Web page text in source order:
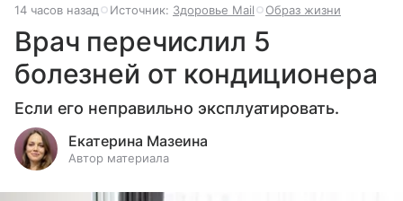
14 часов назад Источник: Здоровье Mail Образ жизни
Врач перечислил 5
болезней от кондиционера
Если его неправильно эксплуатировать.
Екатерина Мазеина
Автор материала